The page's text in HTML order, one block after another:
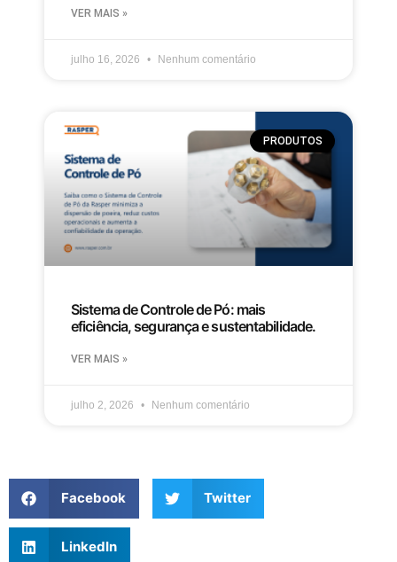
VER MAIS »
julho 16, 2026 Nenhum comentário
PRODUTOS
Sistema de Controle de Pó: mais
eficiência, segurança e sustentabilidade.
VER MAIS »
julho 2, 2026 Nenhum comentário
Facebook Twitter
LinkedIn